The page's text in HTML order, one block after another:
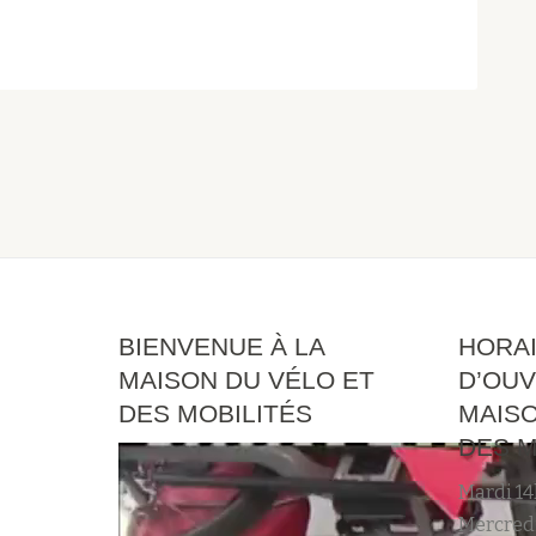
BIENVENUE À LA
MAISON DU VÉLO ET
DES MOBILITÉS
DES
Mardi